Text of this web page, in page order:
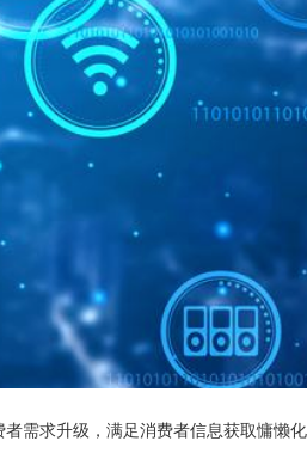
需求升级，满足消费者信息获取慵懒